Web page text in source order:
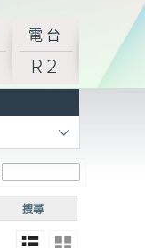
電台
R2
搜尋